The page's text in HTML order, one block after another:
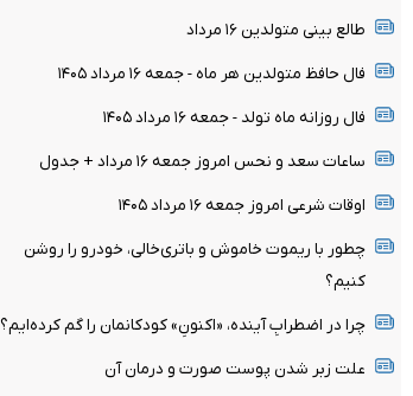
طالع بینی متولدین ۱۶ مرداد
فال حافظ متولدین هر ماه - جمعه ۱۶ مرداد ۱۴۰۵
فال روزانه ماه تولد - جمعه ۱۶ مرداد ۱۴۰۵
ساعات سعد و نحس امروز جمعه ۱۶ مرداد + جدول
اوقات شرعی امروز جمعه ۱۶ مرداد ۱۴۰۵
چطور با ریموت خاموش و باتری‌خالی، خودرو را روشن
کنیم؟
چرا در اضطرابِ آینده، «اکنونِ» کودکانمان را گم کرده‌ایم؟
علت زبر شدن پوست صورت و درمان آن